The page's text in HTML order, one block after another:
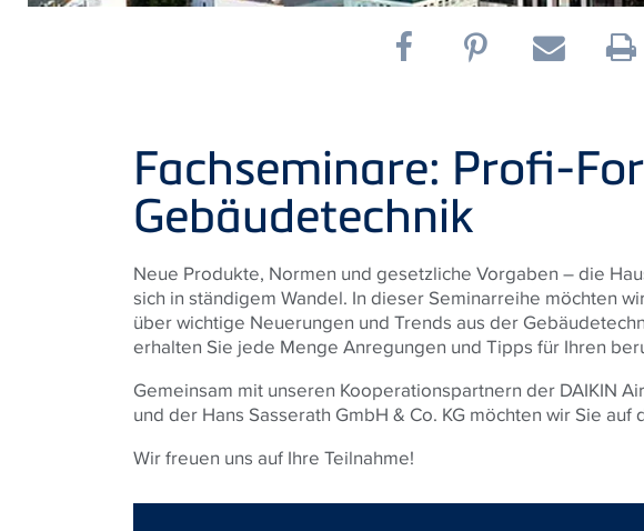
Fachseminare: Profi-
Gebäudetechnik
Neue Produkte, Normen und gesetzliche Vorgaben – die
sich in ständigem Wandel. In dieser Seminarreihe möchten
über wichtige Neuerungen und Trends aus der
erhalten Sie jede Menge Anregungen und Tipps für Ihren
Gemeinsam mit unseren Kooperationspartnern der DAIKIN
und der Hans Sasserath GmbH & Co. KG möchten wir Sie
Wir freuen uns auf Ihre Teilnahme!